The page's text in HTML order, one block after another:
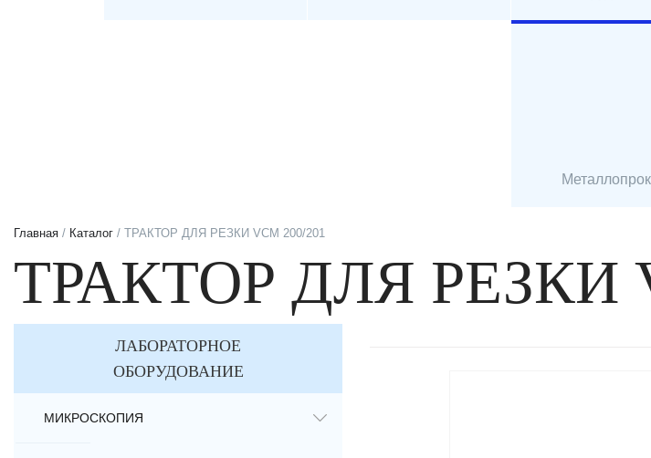
Главная / Каталог / ТРАКТОР ДЛЯ РЕЗКИ VCM 200/201
ТРАКТОР ДЛЯ РЕЗКИ
ЛАБОРАТОРНОЕ
ОБОРУДОВАНИЕ
МИКРОСКОПИЯ